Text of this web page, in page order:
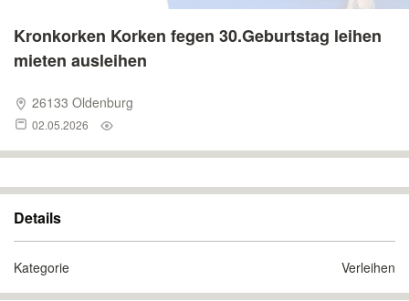
Kronkorken Korken fegen 30.Geburtstag leihen
mieten ausleihen
26133 Oldenburg
02.05.2026
Details
Kategorie Verleihen